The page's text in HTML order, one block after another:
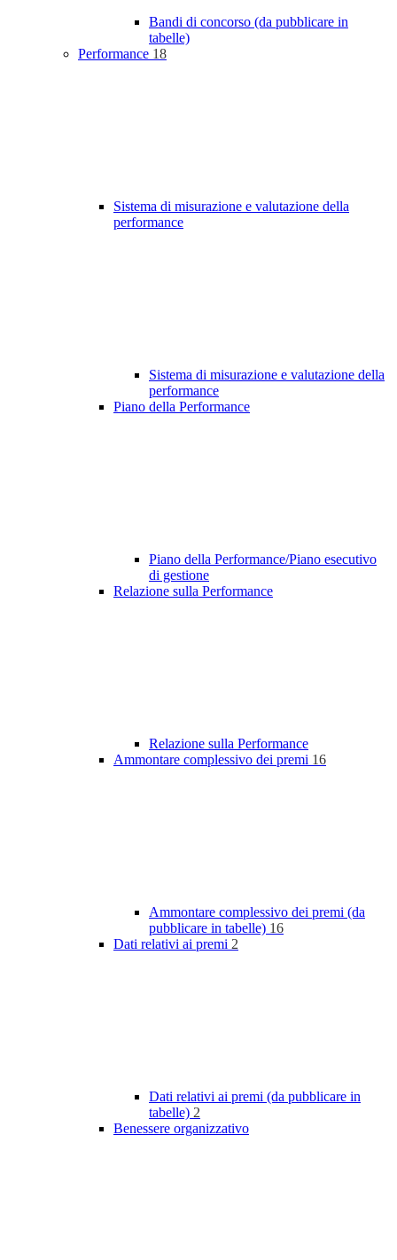
Bandi di concorso (da pubblicare in
tabelle)
Performance 18
Sistema di misurazione e valutazione della
performance
Sistema di misurazione e valutazione della
performance
Piano della Performance
Piano della Performance/Piano esecutivo
di gestione
Relazione sulla Performance
Relazione sulla Performance
Ammontare complessivo dei premi 16
Ammontare complessivo dei premi (da
pubblicare in tabelle) 16
Dati relativi ai premi 2
Dati relativi ai premi (da pubblicare in
tabelle) 2
Benessere organizzativo